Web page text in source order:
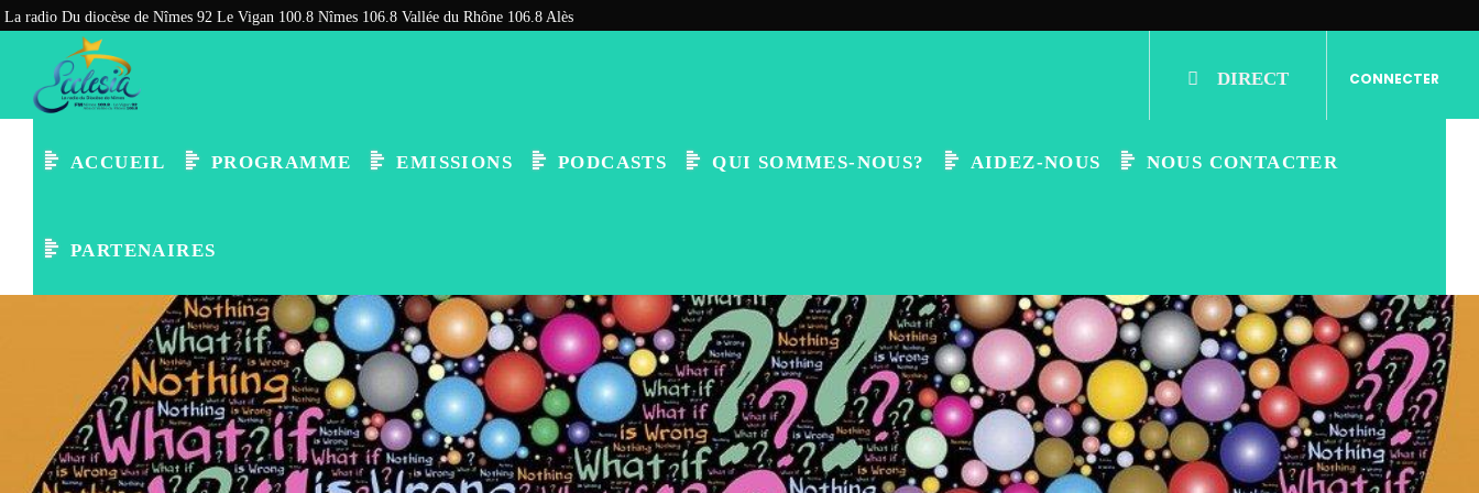
La radio Du diocèse de Nîmes 92 Le Vigan 100.8 Nîmes 106.8 Vallée du Rhône 106.8 Alès
DIRECT CONNECTER
ACCUEIL PROGRAMME EMISSIONS PODCASTS QUI SOMMES-NOUS? AIDEZ-NOUS NOUS CONTACTER
PARTENAIRES